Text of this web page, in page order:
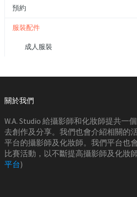
預約
服裝配件
成人服裝
關於我們
W.A. Studio 給攝影師和化妝師提共一
去創作及分享。我們也會介紹相關的
平台的攝影師及化妝師。我們平台也
比賽活動，以不斷提高攝影師及化妝
平台)